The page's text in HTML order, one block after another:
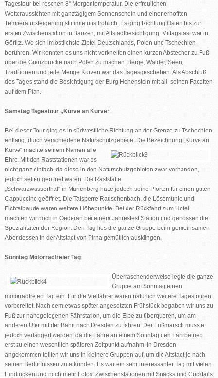
Tagestour bei reschen 8° Morgentemperatur. Die erfreulichen
Wetteraussichten mit ganztägigem Sonnenschein und einer erhofften
Temperatursteigerung stimmte uns fröhlich. Es ging Richtung Osten bis zur
ersten Zwischenstation in Bauzen, mit Altstadtbesichtigung. Mittagsrast war in
Görlitz. Wo sich im östlichste Zipfel Deutschlands, Polen und Tschechien
berühren. Wir konnten es uns nicht verkneifen einen kurzen Abstecher zu Fuß
über die Grenzbrücke nach Polen zu machen. Berge, Wälder, Seen,
Traditionen und jede Menge Kurven war das Tagesgeschehen. Als Abschluß
des Tages stand die Besichtigung der Burg Hohenstein mit all seinen Facetten
auf dem Plan.
Samstag Tagestour „Kurve an Kurve“
Bei dieser Tour ging es in südwestliche Richtung an der Grenze zu Tschechien
entlang, durch verschiedene Naturschutzgebiete. Die Bezeichnung „Kurve an
Kurve“ machte seinem Namen alle
Ehre. Mit den Raststationen war es
nicht ganz einfach, da diese in den Naturschutzgebieten zwar vorhanden,
jedoch selten geöffnet waren. Die Raststätte
„Schwarzwasserthal“ in Marienberg hatte jedoch seine Pforten für einen guten
Cappuccino geöffnet. Die Talsperre Rauschenbach, die Lösemühle und
Fichtelbaude waren weitere Höhepunkte. Bei der Rückfahrt zum Hotel
machten wir noch in Oederan bei einem Jahresfest Station und genossen die
Spezialitäten der Region. Den Tag lies die ganze Gruppe beim gemeinsamen
Abendessen in der Altstadt von Pirna gemütlich ausklingen.
Sonntag Motorradfreier Tag
Überraschenderweise legte die ganze
Gruppe am Sonntag einen
motorradfreien Tag ein. Für die Vielfahrer waren natürlich weitere Tagestouren
vorbereitet. Nach dem etwas später angesetzten Frühstück begaben wir uns zu
Fuß zur nahegelegenen Fährstation, um die Elbe zu überqueren, um am
anderen Ufer mit der Bahn nach Dresden zu fahren. Der Fußmarsch musste
jedoch verlängert werden, da die Fähre an einem Sonntag den Fahrbetrieb
erst zu einen wesentlich späteren Zeitpunkt aufnahm. In Dresden
angekommen teilten wir uns in kleinere Gruppen auf, um die Altstadt je nach
seinen Bedürfnissen zu erkunden. Es war ein sehr interessanter Tag mit vielen
Eindrücken und noch mehr Fotos. Zwischenstationen mit Snacks und Cocktails